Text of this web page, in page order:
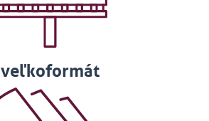
veľkoformát